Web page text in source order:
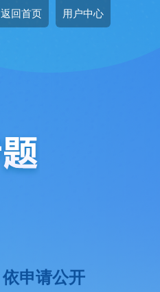
返回首页 用户中心
依申请公开